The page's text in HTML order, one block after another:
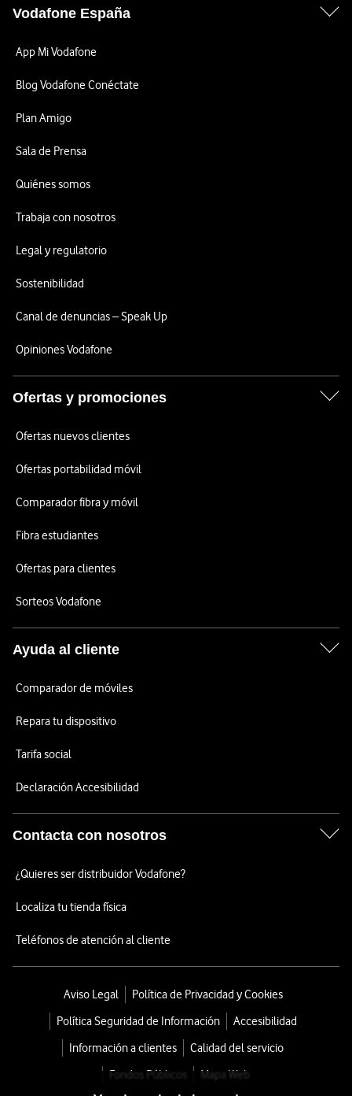
Vodafone España
App Mi Vodafone
Blog Vodafone Conéctate
Plan Amigo
Sala de Prensa
Quiénes somos
Trabaja con nosotros
Legal y regulatorio
Sostenibilidad
Canal de denuncias – Speak Up
Opiniones Vodafone
Ofertas y promociones
Ofertas nuevos clientes
Ofertas portabilidad móvil
Comparador fibra y móvil
Fibra estudiantes
Ofertas para clientes
Sorteos Vodafone
Ayuda al cliente
Comparador de móviles
Repara tu dispositivo
Tarifa social
Declaración Accesibilidad
Contacta con nosotros
¿Quieres ser distribuidor Vodafone?
Localiza tu tienda física
Teléfonos de atención al cliente
Aviso Legal
Política de Privacidad y Cookies
Política Seguridad de Información
Accesibilidad
Información a clientes
Calidad del servicio
Fondos Públicos
Mapa Web